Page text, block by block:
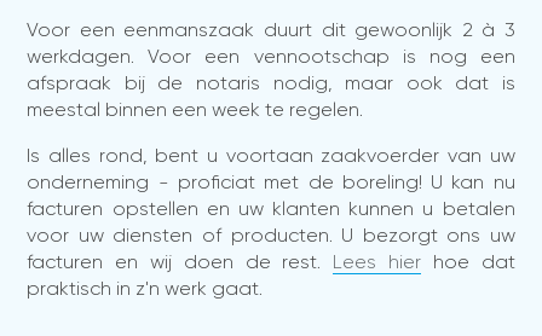
Voor een eenmanszaak duurt dit gewoonlijk 2 à 3
werkdagen. Voor een vennootschap is nog een
afspraak bij de notaris nodig, maar ook dat is
meestal binnen een week te regelen.
Is alles rond, bent u voortaan zaakvoerder van uw
onderneming - proficiat met de boreling! U kan nu
facturen opstellen en uw klanten kunnen u betalen
voor uw diensten of producten. U bezorgt ons uw
facturen en wij doen de rest. Lees hier hoe dat
praktisch in z'n werk gaat.